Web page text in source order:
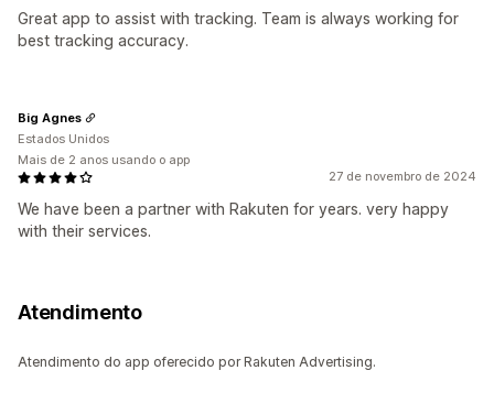
Great app to assist with tracking. Team is always working for
best tracking accuracy.
27 de novembro de 2024
We have been a partner with Rakuten for years. very happy
with their services.
Big Agnes
Estados Unidos
Mais de 2 anos usando o app
Atendimento
Atendimento do app oferecido por Rakuten Advertising.